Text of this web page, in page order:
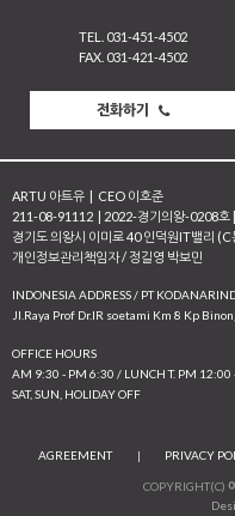
TEL. 031-451-4502
FAX. 031-421-4502
전화하기
ARTU 아트유 | CEO 이호준
211-08-91112 | 2022-경기의왕-0208호 |
경기도 의왕시 이미로 40 인덕원IT밸리
개인정보관리책임자 / 정길영 박보민
INDONESIA ADDRESS / PT
JI.Raya Prof Dr.IR soetami Km 8 Kp
OFFICE HOURS
AM 9:30 - PM 6:30 / LUNCH T. PM 12:00
SAT, SUN, HOLIDAY OFF
AGREEMENT | PRIVACY
COPYRIGHT(C)